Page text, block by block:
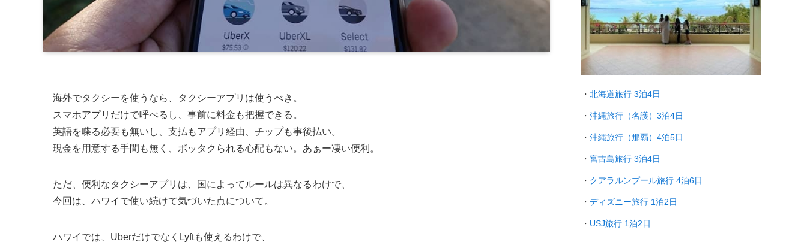
海外でタクシーを使うなら、タクシーアプリは使うべき。
スマホアプリだけで呼べるし、事前に料金も把握できる。
英語を喋る必要も無いし、支払もアプリ経由、チップも事後払い。
現金を用意する手間も無く、ボッタクられる心配もない。あぁー凄い便利。
ただ、便利なタクシーアプリは、国によってルールは異なるわけで、
今回は、ハワイで使い続けて気づいた点について。
ハワイでは、UberだけでなくLyftも使えるわけで、
・ 北海道旅行 3泊4日
・ 沖縄旅行（名護）3泊4日
・ 沖縄旅行（那覇）4泊5日
・ 宮古島旅行 3泊4日
・ クアラルンプール旅行 4泊6日
・ ディズニー旅行 1泊2日
・ USJ旅行 1泊2日